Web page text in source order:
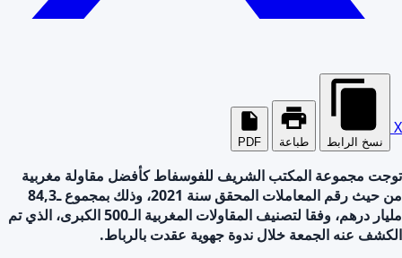
X
نسخ الرابط طباعة PDF
توجت مجموعة المكتب الشريف للفوسفاط كأفضل مقاولة مغربية
من حيث رقم المعاملات المحقق سنة 2021، وذلك بمجموع ـ84,3
مليار درهم، وفقا لتصنيف المقاولات المغربية الـ500 الكبرى، الذي تم
الكشف عنه الجمعة خلال ندوة جهوية عقدت بالرباط.